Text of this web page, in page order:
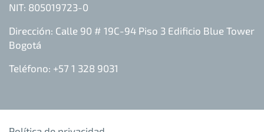
NIT: 805019723-0
Dirección: Calle 90 # 19C-94 Piso 3 Edificio Blue Tower
Bogotá
Teléfono: +57 1 328 9031